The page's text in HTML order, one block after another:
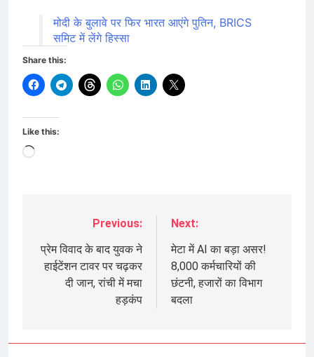
मोदी के बुलावे पर फिर भारत आएंगे पुतिन, BRICS
समिट में लेंगे हिस्सा
Share this:
Like this:
Loading…
navigation
Previous:
प्रेम विवाद के बाद युवक ने
हाईटेंशन टावर पर चढ़कर
दी जान, रांची में मचा
हड़कंप
Next:
मेटा में AI का बड़ा असर!
8,000 कर्मचारियों की
छंटनी, हजारों का विभाग
बदला